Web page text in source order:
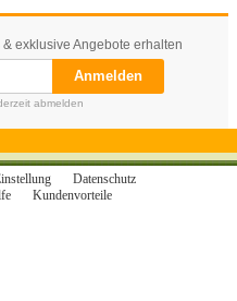
exklusive Angebote erhalten
Anmelden
abmelden
Datenschutz
Kundenvorteile